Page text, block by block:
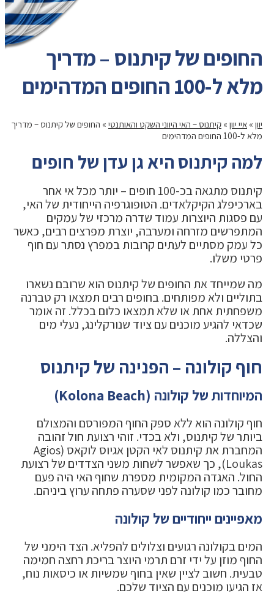
החופים של קיתנוס – מדריך
מלא ל-100 החופים המדהימים
יוון » איי יוון » קיתנוס – האי היווני השקט והאותנטי » החופים של קיתנוס – מדריך
מלא ל-100 החופים המדהימים
למה קיתנוס היא גן עדן של חופים
קיתנוס מתגאה בכ-100 חופים – יותר מכל אי אחר
בארכיפלג הקיקלאדים. הטופוגרפיה הייחודית של האי,
עם פסגות היוצרות עמוד שדרה מרכזי של עמקים
המתפרשים מזרחה ומערבה, יוצרת מפרצים רבים, כאשר
כל עמק מסתיים לעתים קרובות במפרץ נסתר עם חוף
פרטי משלו.
מה שמייחד את החופים של קיתנוס הוא שרובם נשארו
בתוליים ולא מפותחים. בחופים רבים תמצאו רק טברנה
משפחתית אחת או שלא תמצאו כלום בכלל. זה אומר
שכדאי להגיע מוכנים עם ציוד שנורקלינג, נעלי מים
והצללה.
חוף קולונה – הפנינה של קיתנוס
המיוחדות של קולונה (Kolona Beach)
חוף קולונה הוא ללא ספק החוף המפורסם והמצולם
ביותר של קיתנוס, ולא בכדי. זוהי רצועת חול זהובה
המחברת את קיתנוס לאי הקטן אגיוס לוקאס (Agios
Loukas), כך שאפשר לשחות משני הצדדים של רצועת
החול. האגדה המקומית מספרת שחוף האי היה פעם
מחובר כמו קולונה לפני שסערה פתחה ערוץ ביניהם.
מאפיינים ייחודיים של קולונה
המים בקולונה רגועים וצלולים להפליא. הצד הימני של
החוף מוזן על ידי זרם תרמי היוצר בריכת רחצה חמימה
טבעית. חשוב לציין שאין בחוף שמשיות או כיסאות נוח,
אז הגיעו מוכנים עם הציוד שלכם.